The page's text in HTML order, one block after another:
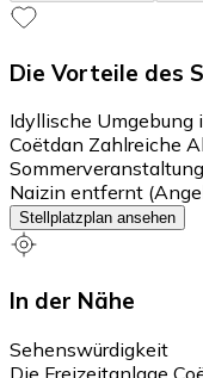
Die Vorteile des
Idyllische Umgebung
Coëtdan Zahlreiche
Naizin entfernt
Stellplatzplan ansehen
In der Nähe
Sehenswürdigkeit
Die Freizeitanlage